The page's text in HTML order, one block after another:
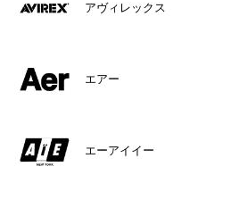
アヴィレックス
エアー
エーアイイー